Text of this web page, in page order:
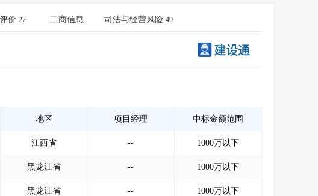
研究报告> 文章
API接口> 市场经营AI云平台>
人脉服务
>
C证>
建设通大数据研究院
会员服务
价 27 工商信息 司法与经营风险 49
地区 项目经理 中标金额范围
江西省 -- 1000万以下
黑龙江省 -- 1000万以下
黑龙江省 -- 1000万以下